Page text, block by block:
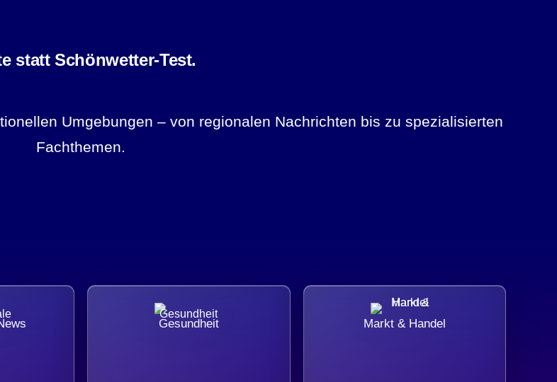
statt Schönwetter-Test.
Umgebungen – von regionalen Nachrichten bis zu spezialisierten
Fachthemen.
Gesundheit Markt & Handel